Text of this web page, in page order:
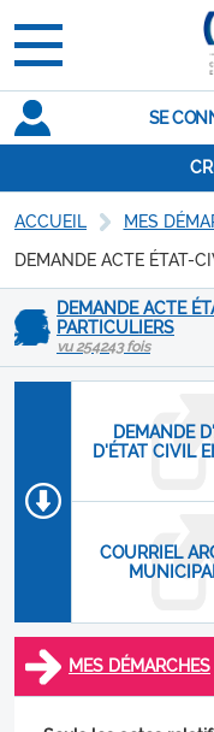
SE
ACCUEIL
MES
DEMANDE ACTE ÉTAT-
DEMANDE ACTE
PARTICULIERS
vu 254243 fois
DEMANDE
D'ÉTAT CIVIL
COURRIEL
MES DÉMARCHES